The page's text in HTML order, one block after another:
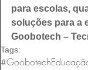
para escolas,
soluções para a
Goobotech –
Tags:
#Goobotech